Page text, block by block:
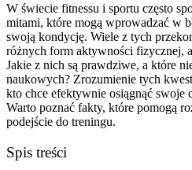
W świecie fitnessu i sportu często
mitami, które mogą wprowadzać w
swoją kondycję. Wiele z tych
różnych form aktywności fizycznej,
Jakie z nich są prawdziwe, a które
naukowych? Zrozumienie tych
kto chce efektywnie osiągnąć swoje
Warto poznać fakty, które pomogą
podejście do treningu.
Spis treści